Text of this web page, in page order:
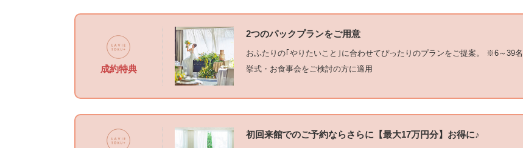
成約特典
2つのパックプランをご用意
おふたりの｢やりたいこと｣に合わせてぴったりのプランをご提案。 ※6～39
挙式・お食事会をご検討の方に適用
初回来館でのご予約ならさらに【最大17万円分】お得に♪